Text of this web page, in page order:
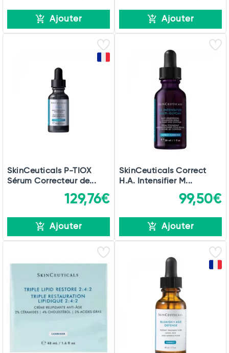
Ajouter Ajouter
SkinCeuticals P-TIOX
Sérum Correcteur de...
129,76€
Ajouter
SkinCeuticals Correct
H.A. Intensifier M...
99,50€
Ajouter